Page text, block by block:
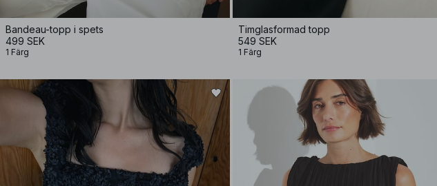
Bandeau-topp i spets
499 SEK
1 Färg
Timglasformad topp
549 SEK
1 Färg